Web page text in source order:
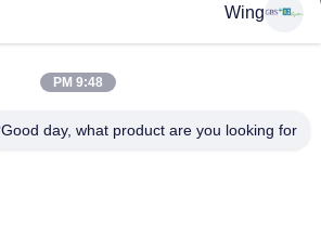
برنامج VR
جولة في المصنع
Wing
9:48 PM
Good day, what product are you looking for?